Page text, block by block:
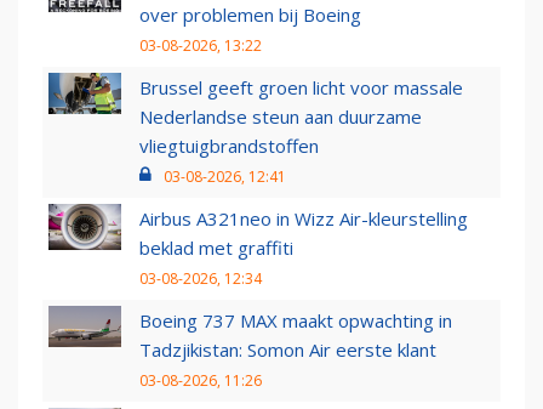
over problemen bij Boeing
03-08-2026, 13:22
Brussel geeft groen licht voor massale
Nederlandse steun aan duurzame
vliegtuigbrandstoffen
03-08-2026, 12:41
Airbus A321neo in Wizz Air-kleurstelling
beklad met graffiti
03-08-2026, 12:34
Boeing 737 MAX maakt opwachting in
Tadzjikistan: Somon Air eerste klant
03-08-2026, 11:26